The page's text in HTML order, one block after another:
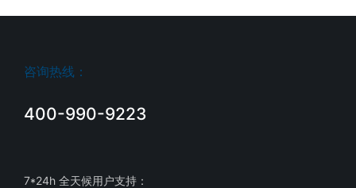
咨询热线：
400-990-9223
7*24h 全天候用户支持：